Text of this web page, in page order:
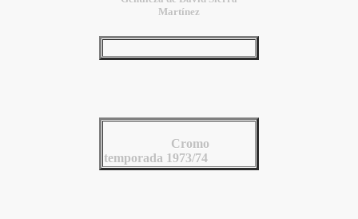
Martínez
Cromo
temporada 1973/74